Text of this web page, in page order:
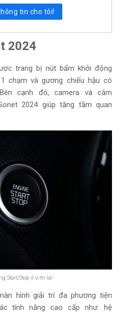
tin cho tôi!
2024
trang bị nút bấm khởi động
chạm và gương chiếu hậu có
cạnh đó, camera và cảm
2024 giúp tăng tầm quan
Start/Stop ở vị trí lái
hình giải trí đa phương tiện
tính năng cao cấp như: hệ